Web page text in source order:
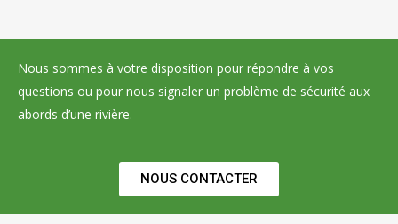
Nous sommes à votre disposition pour répondre à vos
questions ou pour nous signaler un problème de sécurité aux
abords d’une rivière.
NOUS CONTACTER